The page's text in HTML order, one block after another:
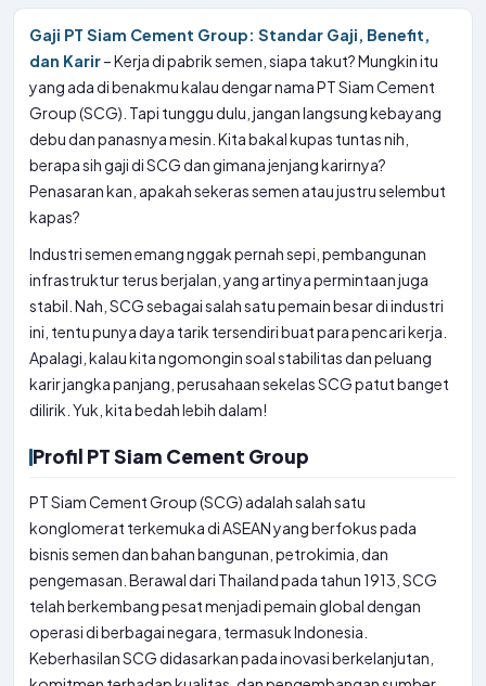
Gaji PT Siam Cement Group: Standar Gaji, Benefit,
dan Karir– Kerja di pabrik semen, siapa takut? Mungkin itu
yang ada di benakmu kalau dengar nama PT Siam Cement
Group (SCG). Tapi tunggu dulu, jangan langsung kebayang
debu dan panasnya mesin. Kita bakal kupas tuntas nih,
berapa sih gaji di SCG dan gimana jenjang karirnya?
Penasaran kan, apakah sekeras semen atau justru selembut
kapas?
Industri semen emang nggak pernah sepi, pembangunan
infrastruktur terus berjalan, yang artinya permintaan juga
stabil. Nah, SCG sebagai salah satu pemain besar di industri
ini, tentu punya daya tarik tersendiri buat para pencari kerja.
Apalagi, kalau kita ngomongin soal stabilitas dan peluang
karir jangka panjang, perusahaan sekelas SCG patut banget
dilirik. Yuk, kita bedah lebih dalam!
Profil PT Siam Cement Group
PT Siam Cement Group (SCG) adalah salah satu
konglomerat terkemuka di ASEAN yang berfokus pada
bisnis semen dan bahan bangunan, petrokimia, dan
pengemasan. Berawal dari Thailand pada tahun 1913, SCG
telah berkembang pesat menjadi pemain global dengan
operasi di berbagai negara, termasuk Indonesia.
Keberhasilan SCG didasarkan pada inovasi berkelanjutan,